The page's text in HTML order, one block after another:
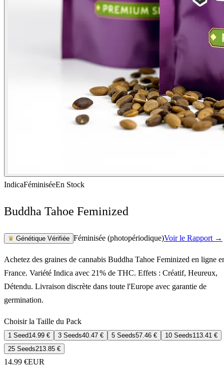
IndicaFéminiséeEn Stock
Buddha Tahoe Feminized
♛ Génétique Vérifiée Féminisée (photopériodique)Voir le Rapport →
Achetez des graines de cannabis Buddha Tahoe Feminized en ligne
France. Variété Indica avec 21% de THC. Effets : Créatif, Heureux,
Détendu. Livraison discrète dans toute l'Europe avec garantie de
germination.
Choisir la Taille du Pack
1 Seed14.99 € 3 Seeds40.47 € 5 Seeds57.46 € 10 Seeds113.41 €
25 Seeds213.85 €
14.99 €EUR